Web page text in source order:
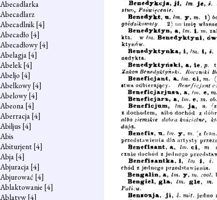
Abecadlarka
Abecadlarz
Abecadlnik[4]
Abecadło [4]
Abecadłowy[4]
Abelagja[4]
Abelek[4]
Abeljo [4]
Abelkowy[4]
Abelowy[4]
Abeona[4]
Aberracja[4]
Abiljus [4]
Abis
Abiturjent[4]
Abja[4]
Abjuracja[4]
Abjurować [4]
Ablaktowanie [4]
Ablatyw[4]